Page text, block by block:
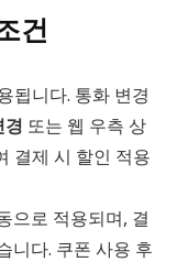
건
됩니다. 통화 변경
경 또는 웹 우측 상
결제 시 할인 적용
으로 적용되며, 결
니다. 쿠폰 사용 후